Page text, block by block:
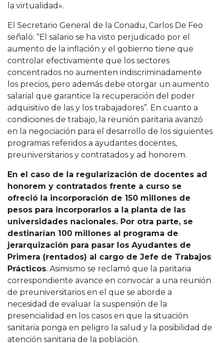
la virtualidad».
El Secretario General de la Conadu, Carlos De Feo
señaló: “El salario se ha visto perjudicado por el
aumento de la inflación y el gobierno tiene que
controlar efectivamente que los sectores
concentrados no aumenten indiscriminadamente
los precios, pero además debe otorgar un aumento
salarial que garantice la recuperación del poder
adquisitivo de las y los trabajadores”. En cuanto a
condiciones de trabajo, la reunión paritaria avanzó
en la negociación para el desarrollo de los siguientes
programas referidos a ayudantes docentes,
preuniversitarios y contratados y ad honorem.
En el caso de la regularización de docentes ad
honorem y contratados frente a curso se
ofreció la incorporación de 150 millones de
pesos para incorporarlos a la planta de las
universidades nacionales. Por otra parte, se
destinarían 100 millones al programa de
jerarquización para pasar los Ayudantes de
Primera (rentados) al cargo de Jefe de Trabajos
Prácticos. Asimismo se reclamó que la paritaria
correspondiente avance en convocar a una reunión
de preuniversitarios en el que se aborde a
necesidad de evaluar la suspensión de la
presencialidad en los casos en que la situación
sanitaria ponga en peligro la salud y la posibilidad de
atención sanitaria de la población.